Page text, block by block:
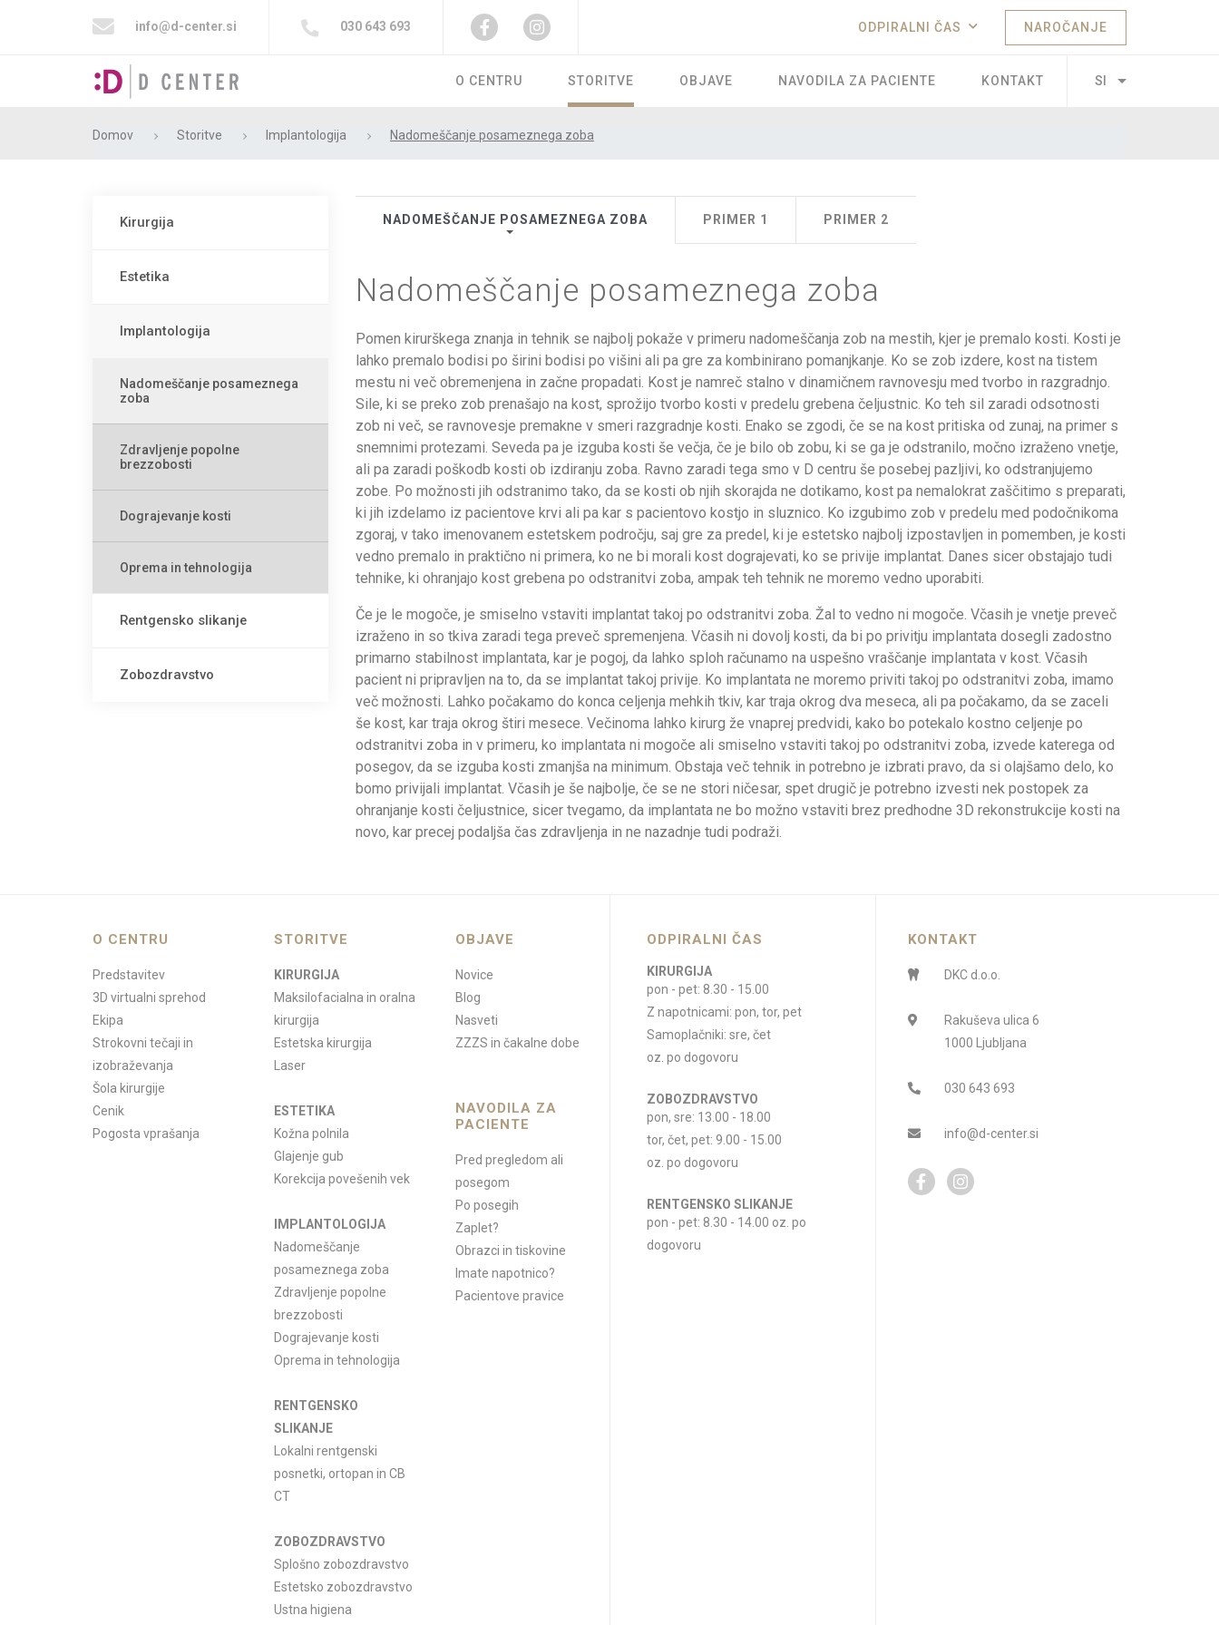
info@d-center.si 030 643 693
O CENTRU STORITVE OBJAVE NAVODILA ZA PACIENTE KONTAKT SI
ODPIRALNI ČAS NAROČANJE
Domov Storitve Implantologija Nadomeščanje posameznega zoba
Kirurgija
Estetika
Implantologija
Nadomeščanje posameznega
zoba
Zdravljenje popolne
brezzobosti
Dograjevanje kosti
Oprema in tehnologija
Rentgensko slikanje
Zobozdravstvo
NADOMEŠČANJE POSAMEZNEGA ZOBA PRIMER 1 PRIMER 2
Nadomeščanje posameznega zoba
Pomen kirurškega znanja in tehnik se najbolj pokaže v primeru nadomeščanja zob na mestih, kjer je premalo kosti. Kosti je
lahko premalo bodisi po širini bodisi po višini ali pa gre za kombinirano pomanjkanje. Ko se zob izdere, kost na tistem
mestu ni več obremenjena in začne propadati. Kost je namreč stalno v dinamičnem ravnovesju med tvorbo in razgradnjo.
Sile, ki se preko zob prenašajo na kost, sprožijo tvorbo kosti v predelu grebena čeljustnic. Ko teh sil zaradi odsotnosti
zob ni več, se ravnovesje premakne v smeri razgradnje kosti. Enako se zgodi, če se na kost pritiska od zunaj, na primer s
snemnimi protezami. Seveda pa je izguba kosti še večja, če je bilo ob zobu, ki se ga je odstranilo, močno izraženo vnetje,
ali pa zaradi poškodb kosti ob izdiranju zoba. Ravno zaradi tega smo v D centru še posebej pazljivi, ko odstranjujemo
zobe. Po možnosti jih odstranimo tako, da se kosti ob njih skorajda ne dotikamo, kost pa nemalokrat zaščitimo s preparati,
ki jih izdelamo iz pacientove krvi ali pa kar s pacientovo kostjo in sluznico. Ko izgubimo zob v predelu med podočnikoma
zgoraj, v tako imenovanem estetskem področju, saj gre za predel, ki je estetsko najbolj izpostavljen in pomemben, je kosti
vedno premalo in praktično ni primera, ko ne bi morali kost dograjevati, ko se privije implantat. Danes sicer obstajajo tudi
tehnike, ki ohranjajo kost grebena po odstranitvi zoba, ampak teh tehnik ne moremo vedno uporabiti.
Če je le mogoče, je smiselno vstaviti implantat takoj po odstranitvi zoba. Žal to vedno ni mogoče. Včasih je vnetje preveč
izraženo in so tkiva zaradi tega preveč spremenjena. Včasih ni dovolj kosti, da bi po privitju implantata dosegli zadostno
primarno stabilnost implantata, kar je pogoj, da lahko sploh računamo na uspešno vraščanje implantata v kost. Včasih
pacient ni pripravljen na to, da se implantat takoj privije. Ko implantata ne moremo priviti takoj po odstranitvi zoba, imamo
več možnosti. Lahko počakamo do konca celjenja mehkih tkiv, kar traja okrog dva meseca, ali pa počakamo, da se zaceli
še kost, kar traja okrog štiri mesece. Večinoma lahko kirurg že vnaprej predvidi, kako bo potekalo kostno celjenje po
odstranitvi zoba in v primeru, ko implantata ni mogoče ali smiselno vstaviti takoj po odstranitvi zoba, izvede katerega od
posegov, da se izguba kosti zmanjša na minimum. Obstaja več tehnik in potrebno je izbrati pravo, da si olajšamo delo, ko
bomo privijali implantat. Včasih je še najbolje, če se ne stori ničesar, spet drugič je potrebno izvesti nek postopek za
ohranjanje kosti čeljustnice, sicer tvegamo, da implantata ne bo možno vstaviti brez predhodne 3D rekonstrukcije kosti na
novo, kar precej podaljša čas zdravljenja in ne nazadnje tudi podraži.
O CENTRU
Predstavitev
3D virtualni sprehod
Ekipa
Strokovni tečaji in
izobraževanja
Šola kirurgije
Cenik
Pogosta vprašanja
STORITVE
KIRURGIJA
Maksilofacialna in oralna
kirurgija
Estetska kirurgija
Laser
ESTETIKA
Kožna polnila
Glajenje gub
Korekcija povešenih vek
IMPLANTOLOGIJA
Nadomeščanje
posameznega zoba
Zdravljenje popolne
brezzobosti
Dograjevanje kosti
Oprema in tehnologija
RENTGENSKO
SLIKANJE
Lokalni rentgenski
posnetki, ortopan in CB
CT
ZOBOZDRAVSTVO
Splošno zobozdravstvo
Estetsko zobozdravstvo
Ustna higiena
OBJAVE
Novice
Blog
Nasveti
ZZZS in čakalne dobe
NAVODILA ZA
PACIENTE
Pred pregledom ali
posegom
Po posegih
Zaplet?
Obrazci in tiskovine
Imate napotnico?
Pacientove pravice
ODPIRALNI ČAS
KIRURGIJA
pon - pet: 8.30 - 15.00
Z napotnicami: pon, tor, pet
Samoplačniki: sre, čet
oz. po dogovoru
ZOBOZDRAVSTVO
pon, sre: 13.00 - 18.00
tor, čet, pet: 9.00 - 15.00
oz. po dogovoru
RENTGENSKO SLIKANJE
pon - pet: 8.30 - 14.00 oz. po
dogovoru
KONTAKT
DKC d.o.o.
Rakuševa ulica 6
1000 Ljubljana
030 643 693
info@d-center.si